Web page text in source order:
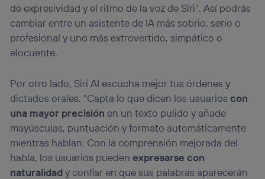
de expresividad y el ritmo de la voz de Siri”. Así podrás
cambiar entre un asistente de IA más sobrio, serio o
profesional y uno más extrovertido, simpático o
elocuente.
Por otro lado, Siri AI escucha mejor tus órdenes y
dictados orales. “Capta lo que dicen los usuarioscon
una mayor precisión en un texto pulido y añade
mayúsculas, puntuación y formato automáticamente
mientras hablan. Con la comprensión mejorada del
habla, los usuarios puedenexpresarse con
naturalidady confiar en que sus palabras aparecerán